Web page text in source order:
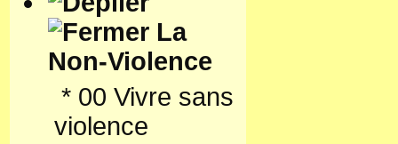
La
Non-Violence
* 00 Vivre sans
violence